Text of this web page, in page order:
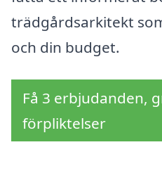
trädgårdsarkitekt
och din budget.
Få 3 erbjudanden,
förpliktelser